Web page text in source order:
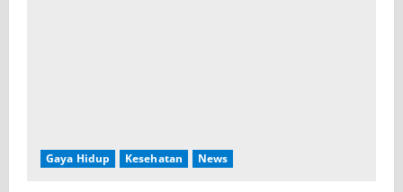
Gaya Hidup Kesehatan News